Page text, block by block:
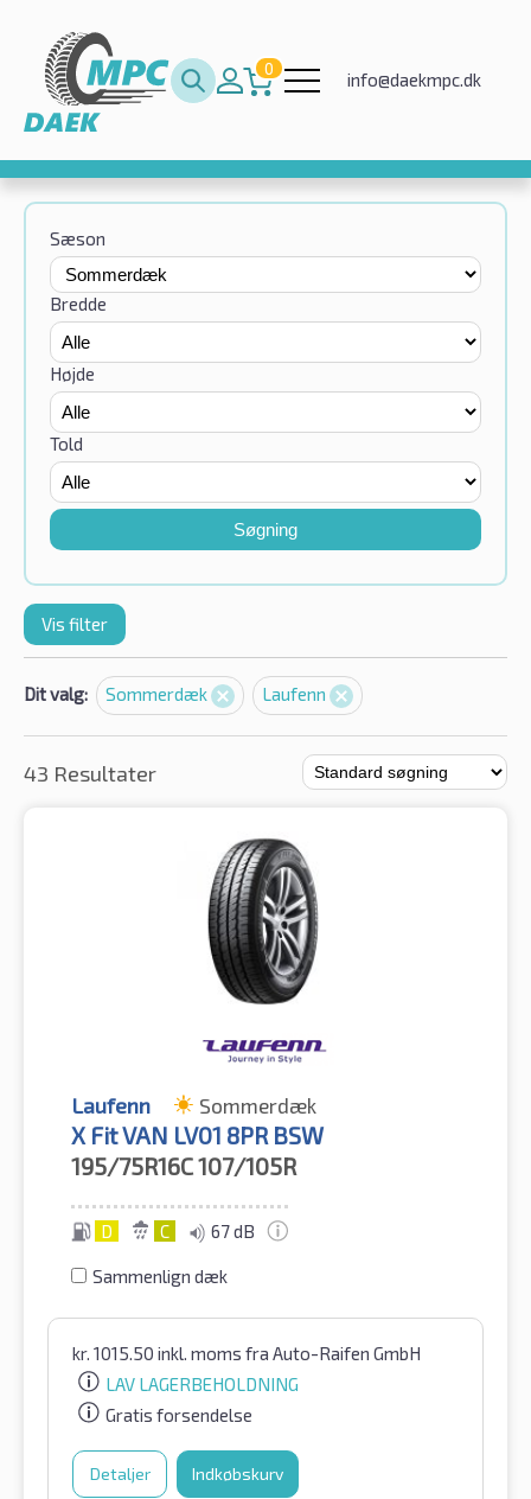
0
info@daekmpc.dk
Sæson
Bredde
Højde
Told
Søgning
Vis filter
Dit valg: Sommerdæk Laufenn
43 Resultater
Laufenn Sommerdæk
X Fit VAN LV01 8PR BSW
195/75R16C107/105R
D C 67 dB
Sammenlign dæk
kr. 1015.50 inkl. moms fra Auto-Raifen GmbH
LAV LAGERBEHOLDNING
Gratis forsendelse
Detaljer Indkøbskurv